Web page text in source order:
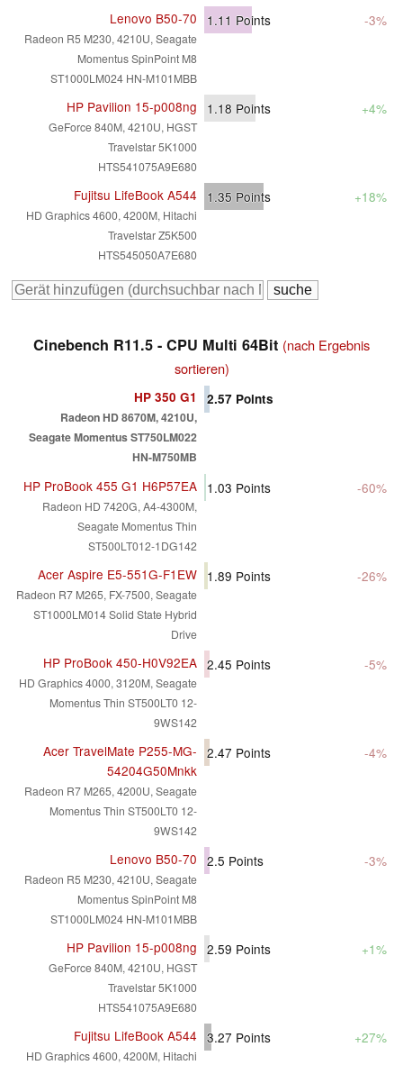
Lenovo B50-70
Radeon R5 M230, 4210U, Seagate
Momentus SpinPoint M8
ST1000LM024 HN-M101MBB
1.11 Points -3%
HP Pavilion 15-p008ng
GeForce 840M, 4210U, HGST
Travelstar 5K1000
HTS541075A9E680
1.18 Points +4%
Fujitsu LifeBook A544
HD Graphics 4600, 4200M, Hitachi
Travelstar Z5K500
HTS545050A7E680
1.35 Points +18%
Cinebench R11.5 - CPU Multi 64Bit (nach Ergebnis
sortieren)
HP 350 G1
Radeon HD 8670M, 4210U,
Seagate Momentus ST750LM022
HN-M750MB
2.57 Points
HP ProBook 455 G1 H6P57EA
Radeon HD 7420G, A4-4300M,
Seagate Momentus Thin
ST500LT012-1DG142
1.03 Points -60%
Acer Aspire E5-551G-F1EW
Radeon R7 M265, FX-7500, Seagate
ST1000LM014 Solid State Hybrid
Drive
1.89 Points -26%
HP ProBook 450-H0V92EA
HD Graphics 4000, 3120M, Seagate
Momentus Thin ST500LT0 12-
9WS142
2.45 Points -5%
Acer TravelMate P255-MG-
54204G50Mnkk
Radeon R7 M265, 4200U, Seagate
Momentus Thin ST500LT0 12-
9WS142
2.47 Points -4%
Lenovo B50-70
Radeon R5 M230, 4210U, Seagate
Momentus SpinPoint M8
ST1000LM024 HN-M101MBB
2.5 Points -3%
HP Pavilion 15-p008ng
GeForce 840M, 4210U, HGST
Travelstar 5K1000
HTS541075A9E680
2.59 Points +1%
Fujitsu LifeBook A544
HD Graphics 4600, 4200M, Hitachi
3.27 Points +27%